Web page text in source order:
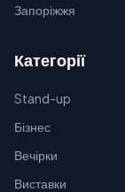
Запоріжжя
Категорії
Stand-up
Бізнес
Вечірки
Виставки